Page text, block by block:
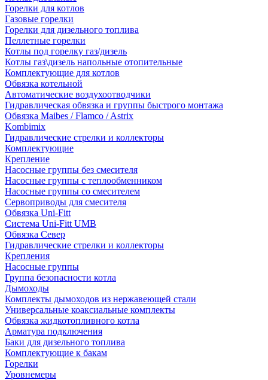
Горелки для котлов
Газовые горелки
Горелки для дизельного топлива
Пеллетные горелки
Котлы под горелку газ/дизель
Котлы газ\дизель напольные отопительные
Комплектующие для котлов
Обвязка котельной
Автоматические воздухоотводчики
Гидравлическая обвязка и группы быстрого монтажа
Обвязка Maibes / Flamco / Astrix
Kombimix
Гидравлические стрелки и коллекторы
Комплектующие
Крепление
Насосные группы без смесителя
Насосные группы с теплообменником
Насосные группы со смесителем
Сервоприводы для смесителя
Обвязка Uni-Fitt
Система Uni-Fitt UMB
Обвязка Север
Гидравлические стрелки и коллекторы
Крепления
Насосные группы
Группа безопасности котла
Дымоходы
Комплекты дымоходов из нержавеющей стали
Универсальные коаксиальные комплекты
Обвязка жидкотопливного котла
Арматура подключения
Баки для дизельного топлива
Комплектующие к бакам
Горелки
Уровнемеры